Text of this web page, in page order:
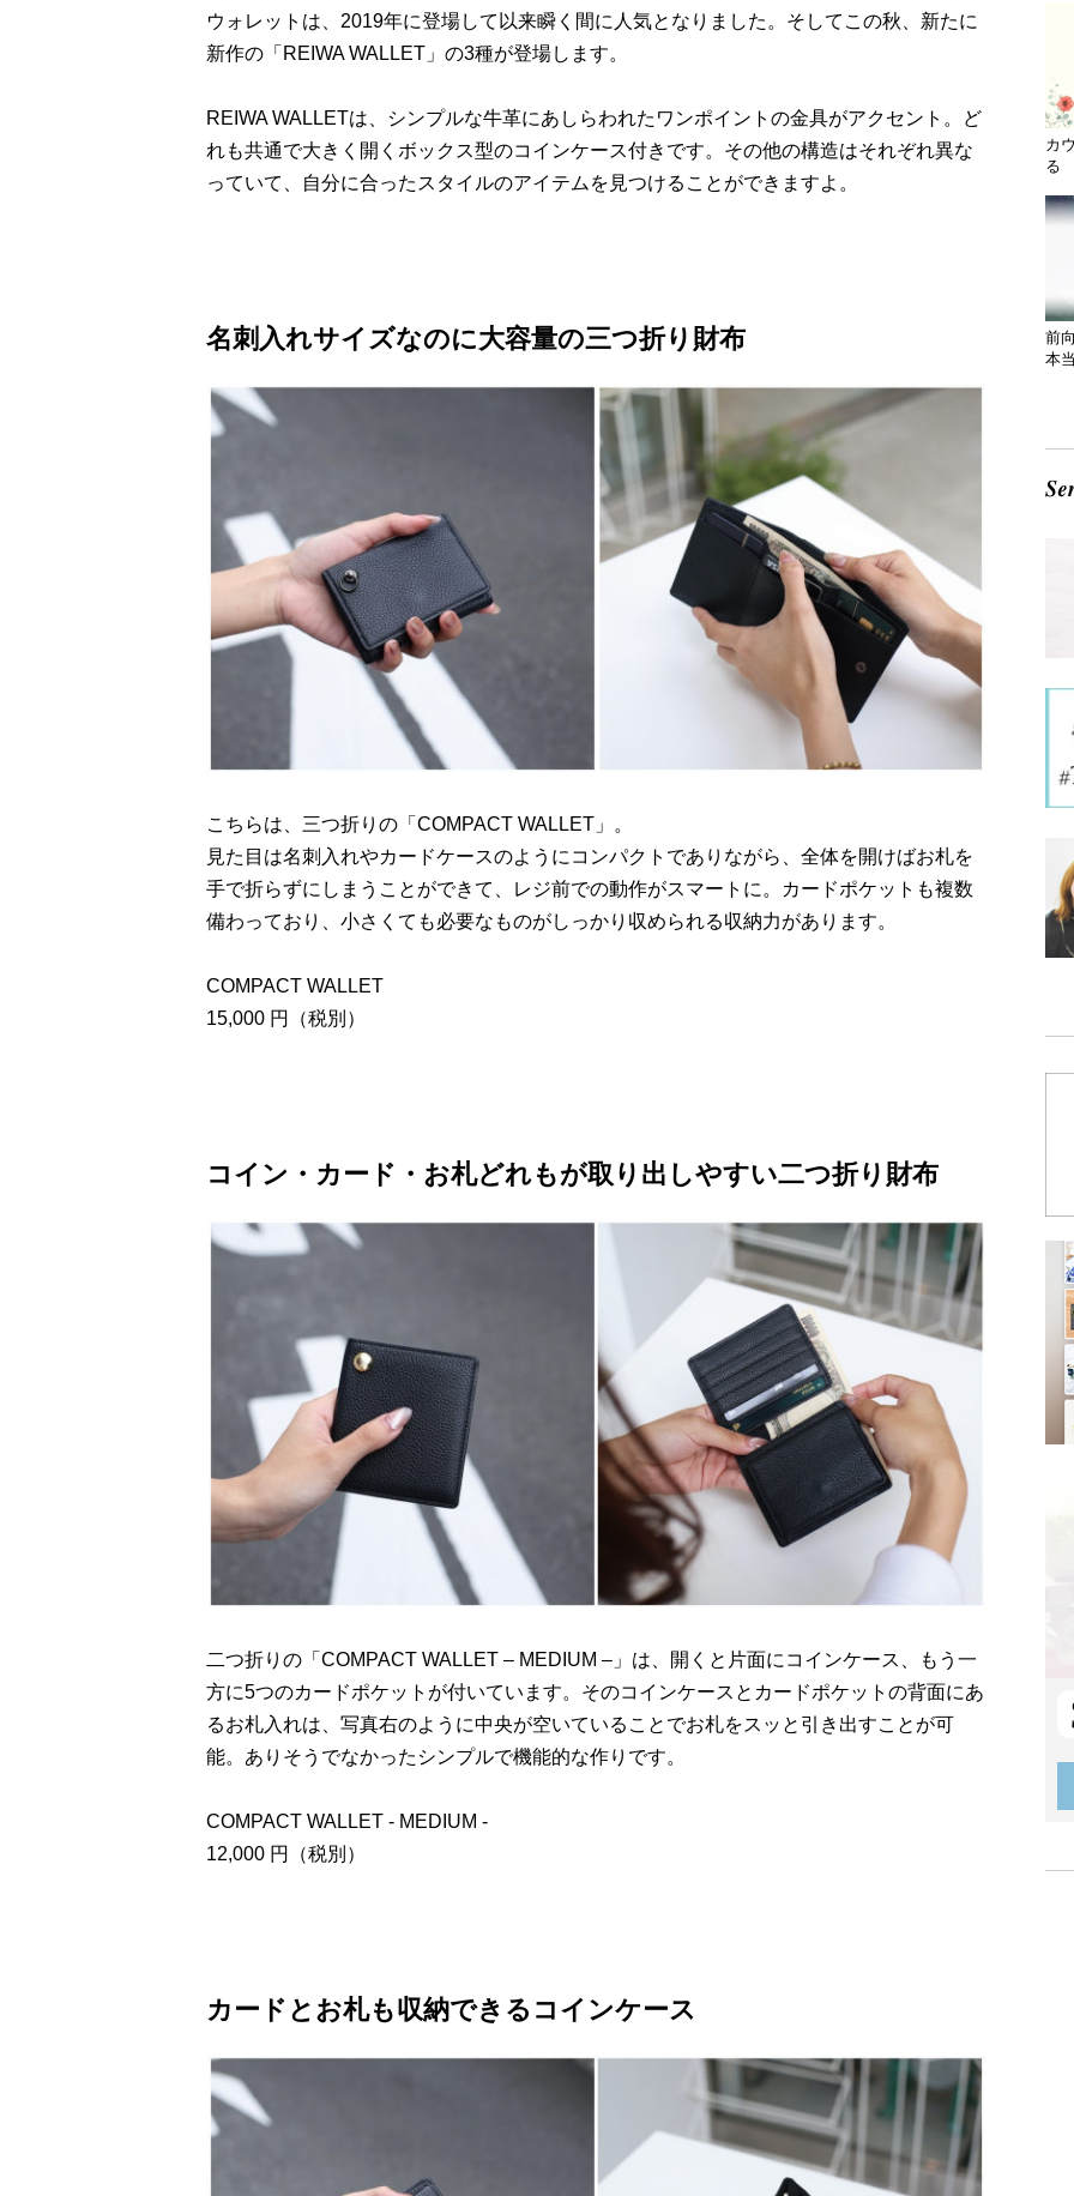
ウォレットは、2019年に登場して以来瞬く間に人気となりました。そしてこの秋、新たに
新作の「REIWA WALLET」の3種が登場します。
REIWA WALLETは、シンプルな牛革にあしらわれたワンポイントの金具がアクセント。ど
れも共通で大きく開くボックス型のコインケース付きです。その他の構造はそれぞれ異な
っていて、自分に合ったスタイルのアイテムを見つけることができますよ。
名刺入れサイズなのに大容量の三つ折り財布
こちらは、三つ折りの「COMPACT WALLET」。
見た目は名刺入れやカードケースのようにコンパクトでありながら、全体を開けばお札を
手で折らずにしまうことができて、レジ前での動作がスマートに。カードポケットも複数
備わっており、小さくても必要なものがしっかり収められる収納力があります。
COMPACT WALLET
15,000 円（税別）
コイン・カード・お札どれもが取り出しやすい二つ折り財布
二つ折りの「COMPACT WALLET – MEDIUM –」は、開くと片面にコインケース、もう一
方に5つのカードポケットが付いています。そのコインケースとカードポケットの背面にあ
るお札入れは、写真右のように中央が空いていることでお札をスッと引き出すことが可
能。ありそうでなかったシンプルで機能的な作りです。
COMPACT WALLET - MEDIUM -
12,000 円（税別）
カードとお札も収納できるコインケース
カ
る
前
本